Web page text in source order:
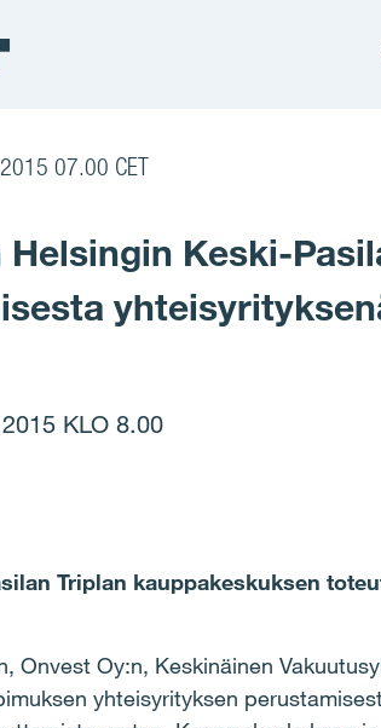
07.00 CET
Keski-
KLO 8.00
Triplan kauppakeskuksen
Onvest Oy:n, Keskinäinen
yhteisyrityksen